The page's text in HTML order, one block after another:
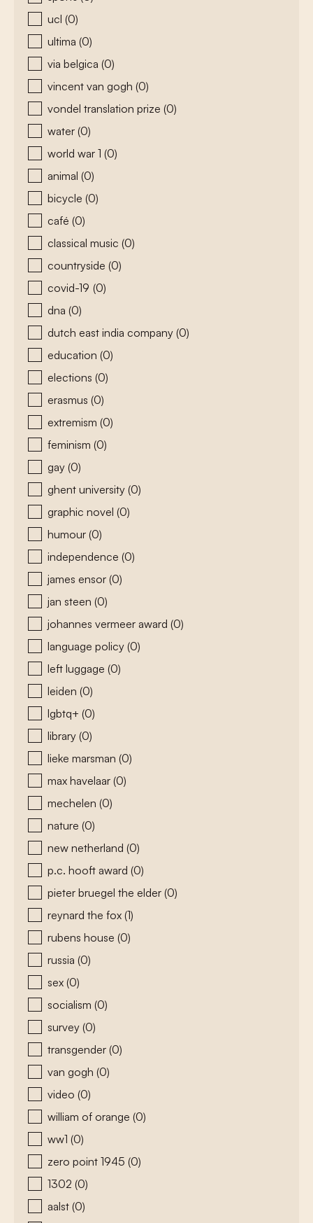
ucl (0)
ultima (0)
via belgica (0)
vincent van gogh (0)
vondel translation prize (0)
water (0)
world war 1 (0)
animal (0)
bicycle (0)
café (0)
classical music (0)
countryside (0)
covid-19 (0)
dna (0)
dutch east india company (0)
education (0)
elections (0)
erasmus (0)
extremism (0)
feminism (0)
gay (0)
ghent university (0)
graphic novel (0)
humour (0)
independence (0)
james ensor (0)
jan steen (0)
johannes vermeer award (0)
language policy (0)
left luggage (0)
leiden (0)
lgbtq+ (0)
library (0)
lieke marsman (0)
max havelaar (0)
mechelen (0)
nature (0)
new netherland (0)
p.c. hooft award (0)
pieter bruegel the elder (0)
reynard the fox (1)
rubens house (0)
russia (0)
sex (0)
socialism (0)
survey (0)
transgender (0)
van gogh (0)
video (0)
william of orange (0)
ww1 (0)
zero point 1945 (0)
1302 (0)
aalst (0)